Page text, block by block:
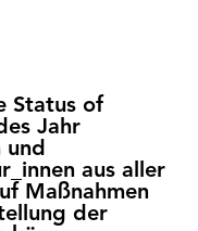
Status of
Jahr
und
aus aller
Maßnahmen
der